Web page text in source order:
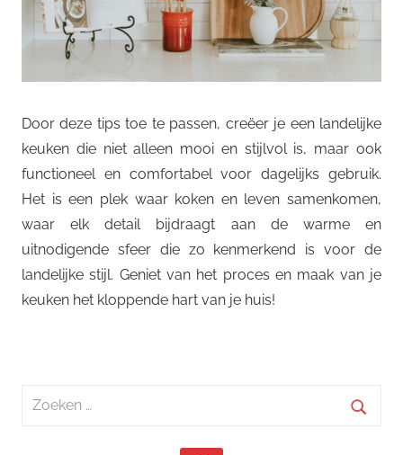
Door deze tips toe te passen, creëer je een landelijke
keuken die niet alleen mooi en stijlvol is, maar ook
functioneel en comfortabel voor dagelijks gebruik.
Het is een plek waar koken en leven samenkomen,
waar elk detail bijdraagt aan de warme en
uitnodigende sfeer die zo kenmerkend is voor de
landelijke stijl. Geniet van het proces en maak van je
keuken het kloppende hart van je huis!
Zoeken